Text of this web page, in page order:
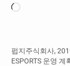
로
펍지주식회사,
ESPORTS 운영 계